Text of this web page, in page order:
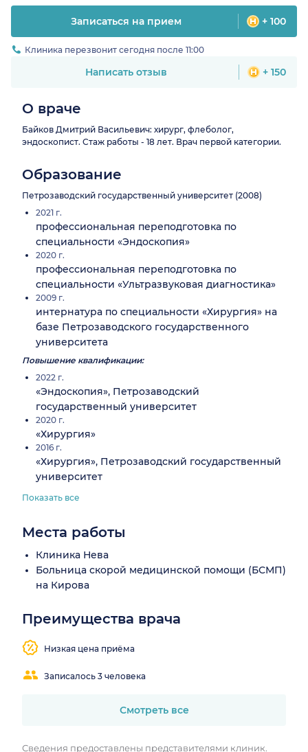
Записаться на прием + 100
Клиника перезвонит сегодня после 11:00
Написать отзыв + 150
О враче
Байков Дмитрий Васильевич: хирург, флеболог,
эндоскопист. Стаж работы - 18 лет. Врач первой категории.
Образование
Петрозаводский государственный университет (2008)
2021 г.
профессиональная переподготовка по
специальности «Эндоскопия»
2020 г.
профессиональная переподготовка по
специальности «Ультразвуковая диагностика»
2009 г.
интернатура по специальности «Хирургия» на
базе Петрозаводского государственного
университета
Повышение квалификации:
2022 г.
«Эндоскопия», Петрозаводский
государственный университет
2020 г.
«Хирургия»
2016 г.
«Хирургия», Петрозаводский государственный
университет
Показать все
Места работы
Клиника Нева
Больница скорой медицинской помощи (БСМП)
на Кирова
Преимущества врача
Низкая цена приёма
Записалось 3 человека
Смотреть все
Сведения предоставлены представителями клиник.